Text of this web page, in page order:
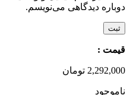
دوباره دیدگاهی می‌نویسم.
قیمت :
2,292,000 تومان
ناموجود